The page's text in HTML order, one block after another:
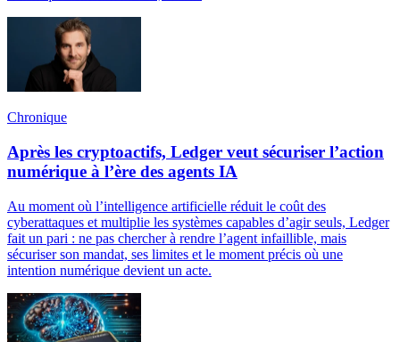
Chronique
Après les cryptoactifs, Ledger veut sécuriser l’action
numérique à l’ère des agents IA
Au moment où l’intelligence artificielle réduit le coût des
cyberattaques et multiplie les systèmes capables d’agir seuls, Ledger
fait un pari : ne pas chercher à rendre l’agent infaillible, mais
sécuriser son mandat, ses limites et le moment précis où une
intention numérique devient un acte.